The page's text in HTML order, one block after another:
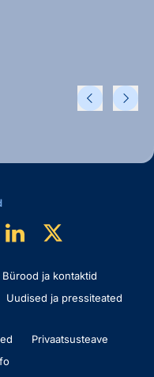
Bürood ja kontaktid
Uudised ja pressiteated
Privaatsusteave